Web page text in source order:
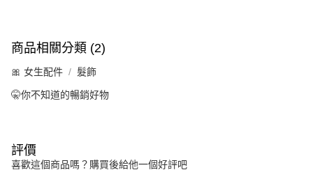
商品相關分類 (2)
🎀 女生配件 髮飾
🤫你不知道的暢銷好物
評價
喜歡這個商品嗎？購買後給他一個好評吧